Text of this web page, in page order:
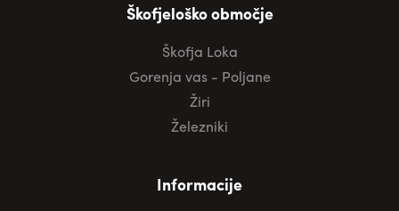
Škofjeloško območje
Škofja Loka
Gorenja vas - Poljane
Žiri
Železniki
Informacije